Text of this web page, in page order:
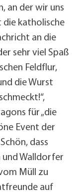
an der wir uns
die katholische
an die
sehr viel Spaß
Feldflur,
die Wurst
für „die
Event der
dass
und Walldorfer
Müll zu
auf